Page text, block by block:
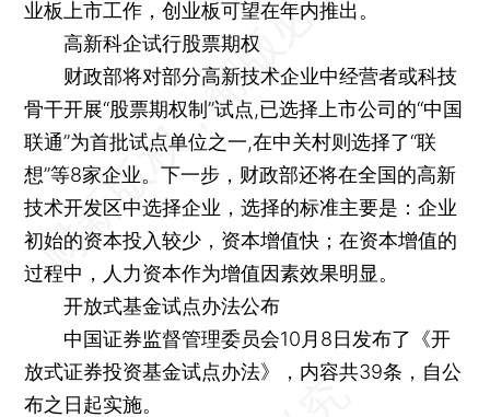
业板上市工作，创业板可望在年内推出。
高新科企试行股票期权
财政部将对部分高新技术企业中经营者或科技
骨干开展“股票期权制”试点,已选择上市公司的“中国
联通”为首批试点单位之一,在中关村则选择了“联
想”等8家企业。下一步，财政部还将在全国的高新
技术开发区中选择企业，选择的标准主要是：企业
初始的资本投入较少，资本增值快；在资本增值的
过程中，人力资本作为增值因素效果明显。
开放式基金试点办法公布
中国证券监督管理委员会10月8日发布了《开
放式证券投资基金试点办法》，内容共39条，自公
布之日起实施。